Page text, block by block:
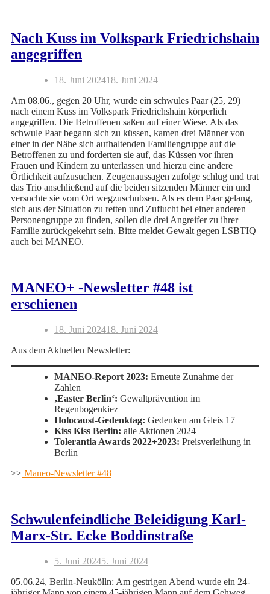
Nach Kuss im Volkspark Friedrichshain
angegriffen
18. Juni 202418. Juni 2024
Am 08.06., gegen 20 Uhr, wurde ein schwules Paar (25, 29)
nach einem Kuss im Volkspark Friedrichshain körperlich
angegriffen. Die Betroffenen saßen auf einer Wiese. Als das
schwule Paar begann sich zu küssen, kamen drei Männer von
einer in der Nähe sich aufhaltenden Familiengruppe auf die
Betroffenen zu und forderten sie auf, das Küssen vor ihren
Frauen und Kindern zu unterlassen und hierzu eine andere
Örtlichkeit aufzusuchen. Zeugenaussagen zufolge schlug und trat
das Trio anschließend auf die beiden sitzenden Männer ein und
versuchte sie vom Ort wegzuschubsen. Als es dem Paar gelang,
sich aus der Situation zu retten und Zuflucht bei einer anderen
Personengruppe zu finden, sollen die drei Angreifer zu ihrer
Familie zurückgekehrt sein. Bitte meldet Gewalt gegen LSBTIQ
auch bei MANEO.
MANEO+ -Newsletter #48 ist
erschienen
18. Juni 202418. Juni 2024
Aus dem Aktuellen Newsletter:
MANEO-Report 2023: Erneute Zunahme der
Zahlen
‚Easter Berlin‘: Gewaltprävention im
Regenbogenkiez
Holocaust-Gedenktag: Gedenken am Gleis 17
Kiss Kiss Berlin: alle Aktionen 2024
Tolerantia Awards 2022+2023: Preisverleihung in
Berlin
>> Maneo-Newsletter #48
Schwulenfeindliche Beleidigung Karl-
Marx-Str. Ecke Boddinstraße
5. Juni 20245. Juni 2024
05.06.24, Berlin-Neukölln: Am gestrigen Abend wurde ein 24-